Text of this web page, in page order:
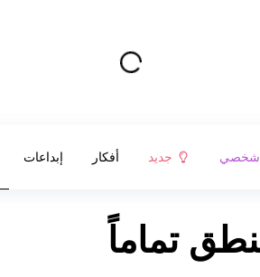
شخصي جديد أفكار إبداعات